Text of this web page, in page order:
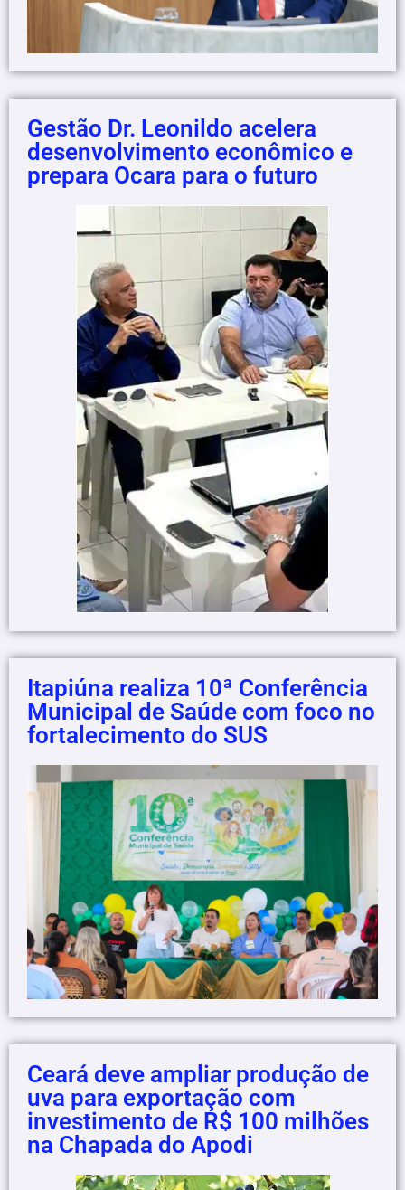
Gestão Dr. Leonildo acelera
desenvolvimento econômico e
prepara Ocara para o futuro
Itapiúna realiza 10ª Conferência
Municipal de Saúde com foco no
fortalecimento do SUS
Ceará deve ampliar produção de
uva para exportação com
investimento de R$ 100 milhões
na Chapada do Apodi